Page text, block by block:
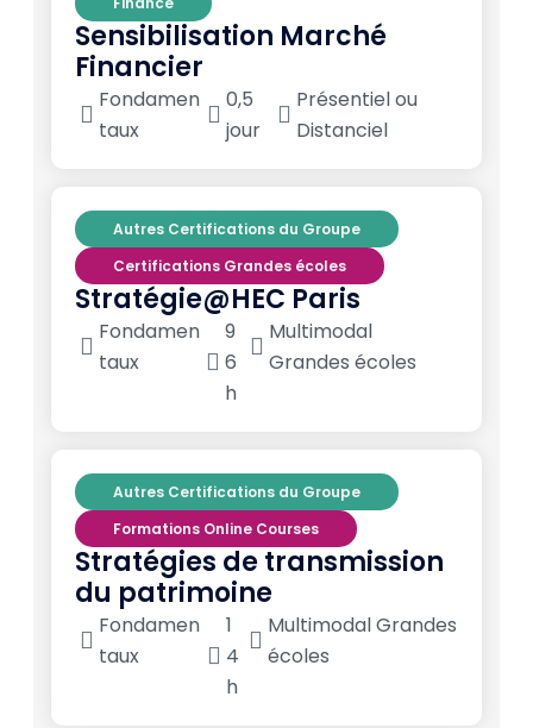
Sensibilisation Marché
Financier
Fondamen
taux
0,5
jour
Présentiel ou
Distanciel
Autres Certifications du Groupe
Certifications Grandes écoles
Stratégie@HEC Paris
Fondamen
taux
9
6
h
Multimodal
Grandes écoles
Autres Certifications du Groupe
Formations Online Courses
Stratégies de transmission
du patrimoine
Fondamen
taux
1
4
h
Multimodal Grandes
écoles